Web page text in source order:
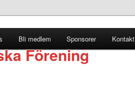
Förening
Bli medlem Sponsorer Kontakt